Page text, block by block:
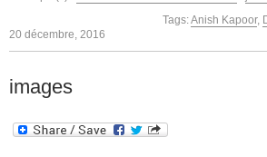
Tags:Anish Kapoor,
20 décembre, 2016
images